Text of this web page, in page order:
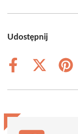
Udostępnij
Share
Share
(Twitter)